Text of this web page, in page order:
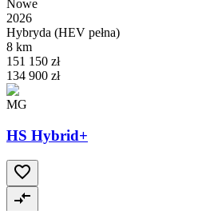
Nowe
2026
Hybryda (HEV pełna)
8 km
151 150 zł
134 900 zł
MG
HS Hybrid+